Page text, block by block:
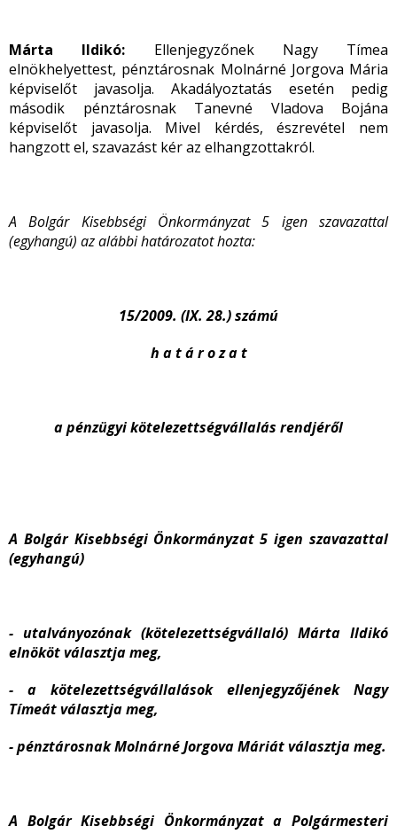
Márta Ildikó: Ellenjegyzőnek Nagy Tímea
elnökhelyettest, pénztárosnak Molnárné Jorgova Mária
képviselőt javasolja. Akadályoztatás esetén pedig
második pénztárosnak Tanevné Vladova Bojána
képviselőt javasolja. Mivel kérdés, észrevétel nem
hangzott el, szavazást kér az elhangzottakról.
A Bolgár Kisebbségi Önkormányzat 5 igen szavazattal
(egyhangú) az alábbi határozatot hozta:
15/2009. (IX. 28.) számú
h a t á r o z a t
a pénzügyi kötelezettségvállalás rendjéről
A Bolgár Kisebbségi Önkormányzat 5 igen szavazattal
(egyhangú)
- utalványozónak (kötelezettségvállaló) Márta Ildikó
elnököt választja meg,
- a kötelezettségvállalások ellenjegyzőjének Nagy
Tímeát választja meg,
- pénztárosnak Molnárné Jorgova Máriát választja meg.
A Bolgár Kisebbségi Önkormányzat a Polgármesteri